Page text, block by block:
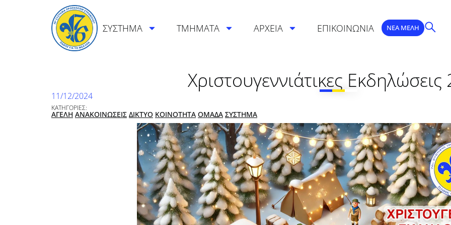
ΣΥΣΤΗΜΑ ΤΜΗΜΑΤΑ ΑΡΧΕΙΑ ΕΠΙΚΟΙΝΩΝΙΑ ΝΕΑ ΜΕΛΗ
Χριστουγεννιάτικες
11/12/2024
ΚΑΤΗΓΟΡΙΕΣ:
ΑΓΕΛΗ ΑΝΑΚΟΙΝΩΣΕΙΣ ΔΙΚΤΥΟ ΚΟΙΝΟΤΗΤΑ ΟΜΑΔΑ ΣΥΣΤΗΜΑ